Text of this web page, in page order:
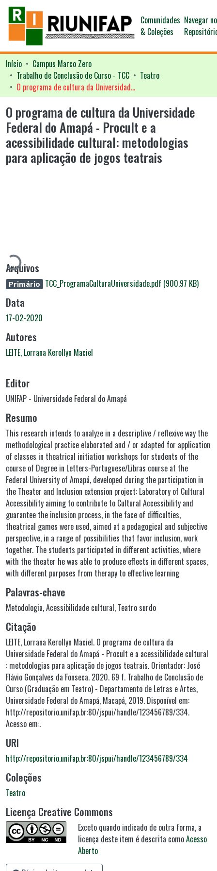
Comunidades
& Coleções
Navegar no
Início
Campus Marco Zero
Trabalho de Conclusão de Curso - TCC
Teatro
O programa de cultura da Universidade Federal do Amapá - Procult e a acessibilidade cultural: metodologias para aplicação de jogos teatrais
O programa de cultura da Universidade
Federal do Amapá - Procult e a
acessibilidade cultural: metodologias
para aplicação de jogos teatrais
Carregando...
Arquivos
Primário TCC_ProgramaCulturaUniversidade.pdf (900.97 KB)
Data
17-02-2020
Autores
LEITE, Lorrana Kerollyn Maciel
Editor
UNIFAP - Universidade Federal do Amapá
Resumo
This research intends to analyze in a descriptive / reflexive way the
methodological practice elaborated and / or adapted for application
of classes in theatrical initiation workshops for students of the
course of Degree in Letters-Portuguese/Libras course at the
Federal University of Amapá, developed during the participation in
the Theater and Inclusion extension project: Laboratory of Cultural
Accessibility aiming to contribute to Cultural Accessibility and
guarantee the inclusion process, in the face of difficulties,
theatrical games were used, aimed at a pedagogical and subjective
perspective, in a range of possibilities that favor inclusion, work
together. The students participated in different activities, where
with the theater he was able to produce effects in different spaces,
with different purposes from therapy to effective learning
Palavras-chave
Metodologia,Acessibilidade cultural, Teatro surdo
Citação
LEITE, Lorrana Kerollyn Maciel. O programa de cultura da
Universidade Federal do Amapá - Procult e a acessibilidade cultural
: metodologias para aplicação de jogos teatrais. Orientador: José
Flávio Gonçalves da Fonseca. 2020. 69 f. Trabalho de Conclusão de
Curso (Graduação em Teatro) - Departamento de Letras e Artes,
Universidade Federal do Amapá, Macapá, 2019. Disponível em:
http://repositorio.unifap.br:80/jspui/handle/123456789/334.
Acesso em:.
URI
http://repositorio.unifap.br:80/jspui/handle/123456789/334
Coleções
Teatro
Licença Creative Commons
Exceto quando indicado de outra forma, a
licença deste item é descrita comoAcesso
Aberto